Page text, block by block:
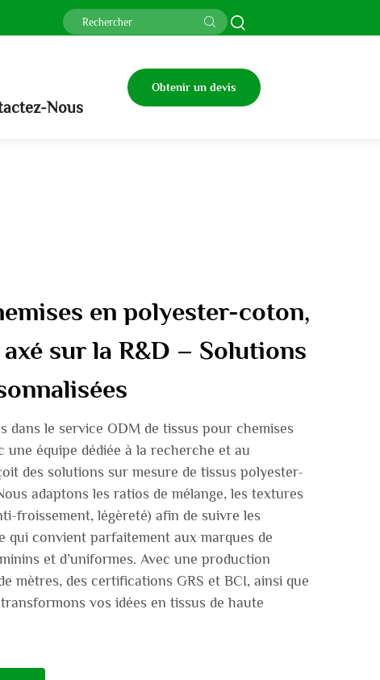
Nous
Obtenir un devis
en polyester-coton,
sur la R&D – Solutions
dans le service ODM de tissus pour chemises
une équipe dédiée à la recherche et au
des solutions sur mesure de tissus polyester-
adaptons les ratios de mélange, les textures
froissement, légèreté) afin de suivre les
qui convient parfaitement aux marques de
et d’uniformes. Avec une production
mètres, des certifications GRS et BCI, ainsi que
transformons vos idées en tissus de haute